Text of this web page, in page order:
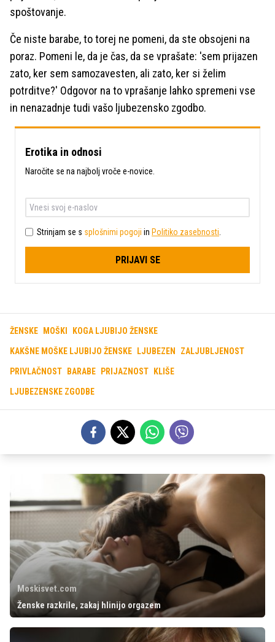
spoštovanje.
Če niste barabe, to torej ne pomeni, da ste obsojeni na
poraz. Pomeni le, da je čas, da se vprašate: 'sem prijazen
zato, ker sem samozavesten, ali zato, ker si želim
potrditve?' Odgovor na to vprašanje lahko spremeni vse
in nenazadnje tudi vašo ljubezensko zgodbo.
Erotika in odnosi
Naročite se na najbolj vroče e-novice.
Strinjam se s splošnimi pogoji in Politiko zasebnosti
PRIJAVI SE
ŽENSKE MOŠKI KOGA LJUBIJO ŽENSKE
KAKŠNE MOŠKE LJUBIJO ŽENSKE LJUBEZEN ZALJUBLJENOST
PRIVLAČNOST BARABE PRIJAZNOST KLIŠE
LJUBEZENSKE ZGODBE
Moskisvet.com
Ženske razkrile, zakaj hlinijo orgazem